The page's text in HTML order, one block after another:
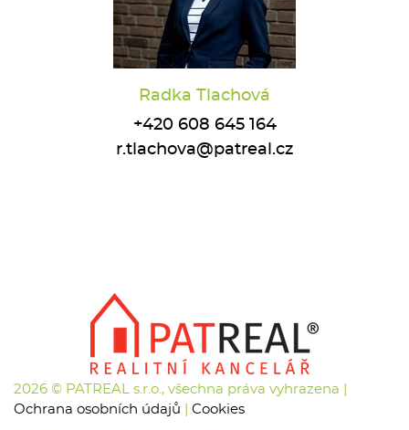
Radka Tlachová
+420 608 645 164
r.tlachova@patreal.cz
2026 © PATREAL s.r.o., všechna práva vyhrazena |
Ochrana osobních údajů
Cookies